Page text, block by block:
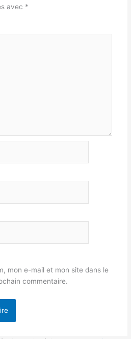
avec *
mon e-mail et mon site dans le
commentaire.